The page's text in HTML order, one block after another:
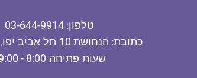
טלפון:
03-644-9914
כתובת: הנחושת תל אביב יפו,
שעות פתיחה 8:00 - 19:00